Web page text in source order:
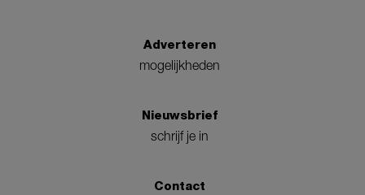
Adverteren
mogelijkheden
Nieuwsbrief
schrijf je in
Contact